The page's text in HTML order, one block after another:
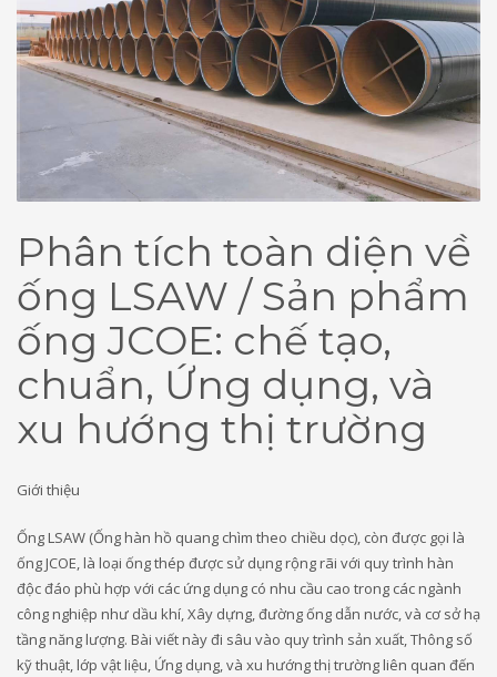
Phân tích toàn diện về
ống LSAW / Sản phẩm
ống JCOE: chế tạo,
chuẩn, Ứng dụng, và
xu hướng thị trường
Giới thiệu
Ống LSAW (Ống hàn hồ quang chìm theo chiều dọc), còn được gọi là
ống JCOE, là loại ống thép được sử dụng rộng rãi với quy trình hàn
độc đáo phù hợp với các ứng dụng có nhu cầu cao trong các ngành
công nghiệp như dầu khí, Xây dựng, đường ống dẫn nước, và cơ sở hạ
tầng năng lượng. Bài viết này đi sâu vào quy trình sản xuất, Thông số
kỹ thuật, lớp vật liệu, Ứng dụng, và xu hướng thị trường liên quan đến